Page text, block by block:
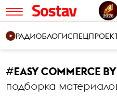
РАДИОБЛОГИ
#EASY COMMERCE
подборка